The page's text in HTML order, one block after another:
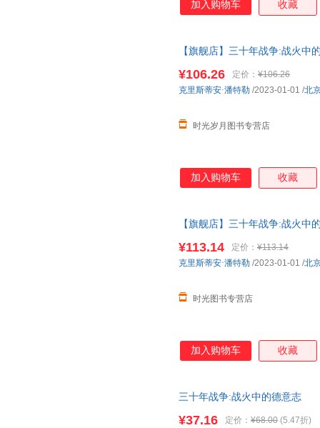
加入购物车 收藏
【旗舰店】三十年战争:战火中
¥106.26 定价： ¥106.26
时光岁月图书专营店
克里斯蒂安·潘特勒 /2023-01-01 /北
加入购物车 收藏
【旗舰店】三十年战争:战火中
¥113.14 定价： ¥113.14
时光图书专营店
克里斯蒂安·潘特勒 /2023-01-01 /北
加入购物车 收藏
三十年战争:战火中的德意志
¥37.16 定价： ¥68.00 (5.47折)